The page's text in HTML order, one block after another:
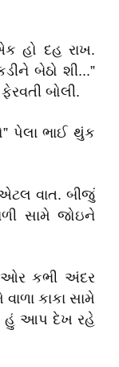
હો દહ રાખ.
બેઠો શી...”
બોલી.
પેલા ભાઈ થુંક
વાત. બીજું
સામે જોઇને
કભી અંદર
કાકા સામે
હું આપ દેખ રહે